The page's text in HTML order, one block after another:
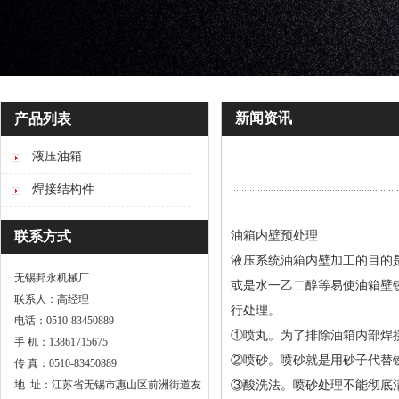
产品列表
液压油箱
焊接结构件
联系方式
无锡邦永机械厂
联系人： 高经理
电话：0510-83450889
手 机：13861715675
传 真：0510-83450889
地 址：江苏省无锡市惠山区前洲街道友
新闻资讯
油箱内壁预处理
液压系统油箱内壁加工的目的
或是水一乙二醇等易使油箱壁
行处理。
①喷丸。为了排除油箱内部焊
②喷砂。喷砂就是用砂子代替
③酸洗法。喷砂处理不能彻底